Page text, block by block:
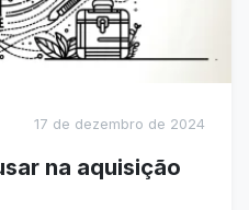
17 de dezembro de 2024
na aquisição